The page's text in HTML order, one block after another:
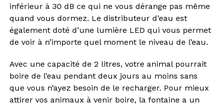
inférieur à 30 dB ce qui ne vous dérange pas même
quand vous dormez. Le distributeur d’eau est
également doté d’une lumière LED qui vous permet
de voir à n’importe quel moment le niveau de l’eau.
Avec une capacité de 2 litres, votre animal pourrait
boire de l’eau pendant deux jours au moins sans
que vous n’ayez besoin de le recharger. Pour mieux
attirer vos animaux à venir boire, la fontaine a un